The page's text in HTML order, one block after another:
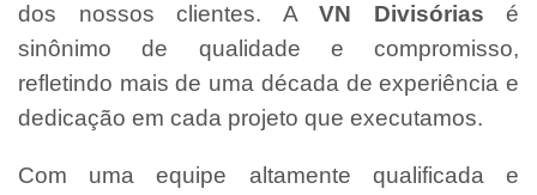
dos nossos clientes. A VN Divisórias é
sinônimo de qualidade e compromisso,
refletindo mais de uma década de experiência e
dedicação em cada projeto que executamos.
Com uma equipe altamente qualificada e